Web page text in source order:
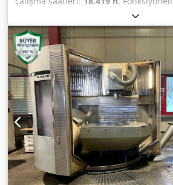
, X ekseni hareket mesafesi:
hareket mesafesi:560 mm, Z ekseni
mm, iş parçası ağırlığı (maks.):350 kg,
magazinindeki yuva sayısı:
, Asgari
teklife garantili satış! TEKNİK
mesafesi: 630 mm Y ekseni hareket
ekseni hareket mesafesi: 560 mm
24 Takım tutucu: SK 40 C ekseni döner
kelepçeleme yüzeyi: 600 x 1.000 mm
Tabla maksimum yük kapasitesi: 350
Adijk Tabla ağırlığı: 800 kg T-yuva
genişliği: 14 H12 / 14 H7 T-yuva
DETAYLARI Eksen sayısı: 5 (3+2)
döner freze başlığı (B ekseni) NC